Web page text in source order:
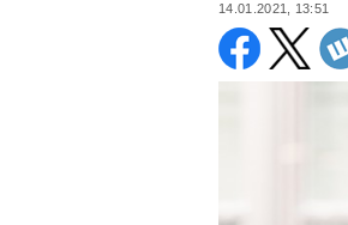
14.01.2021, 13:51